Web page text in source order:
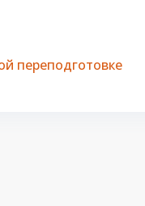
переподготовке